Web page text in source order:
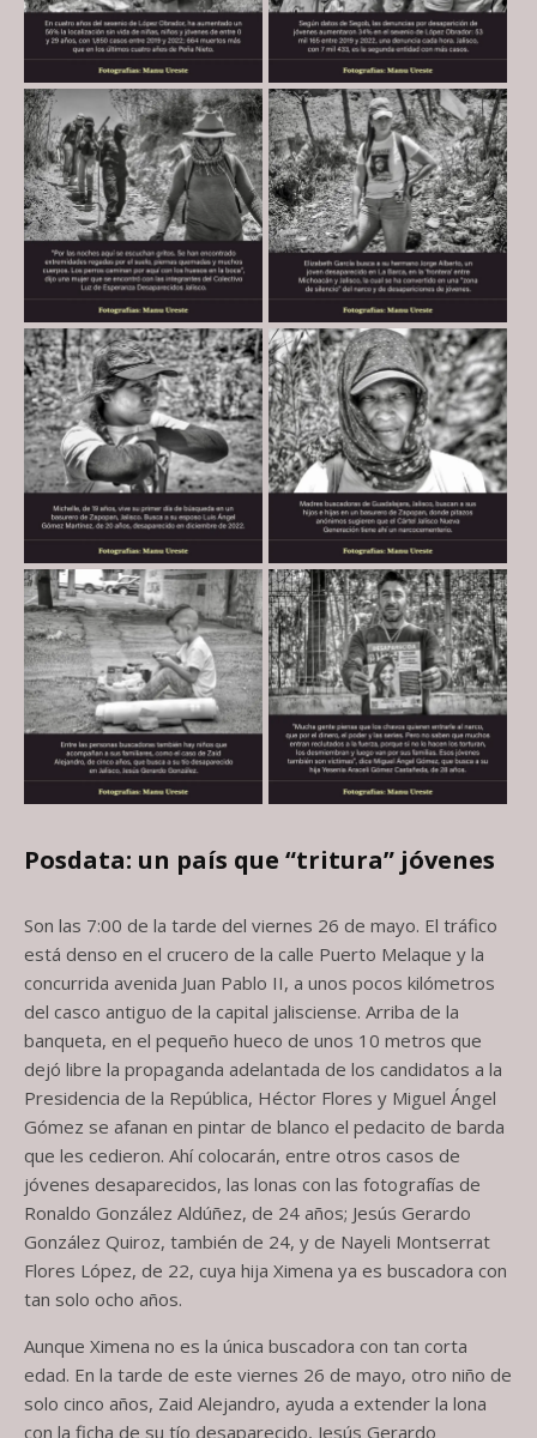
Posdata: un país que “tritura” jóvenes
Son las 7:00 de la tarde del viernes 26 de mayo. El tráfico
está denso en el crucero de la calle Puerto Melaque y la
concurrida avenida Juan Pablo II, a unos pocos kilómetros
del casco antiguo de la capital jalisciense. Arriba de la
banqueta, en el pequeño hueco de unos 10 metros que
dejó libre la propaganda adelantada de los candidatos a la
Presidencia de la República, Héctor Flores y Miguel Ángel
Gómez se afanan en pintar de blanco el pedacito de barda
que les cedieron. Ahí colocarán, entre otros casos de
jóvenes desaparecidos, las lonas con las fotografías de
Ronaldo González Aldúñez, de 24 años; Jesús Gerardo
González Quiroz, también de 24, y de Nayeli Montserrat
Flores López, de 22, cuya hija Ximena ya es buscadora con
tan solo ocho años.
Aunque Ximena no es la única buscadora con tan corta
edad. En la tarde de este viernes 26 de mayo, otro niño de
solo cinco años, Zaid Alejandro, ayuda a extender la lona
con la ficha de su tío desaparecido, Jesús Gerardo